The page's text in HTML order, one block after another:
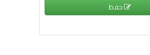
حفظ